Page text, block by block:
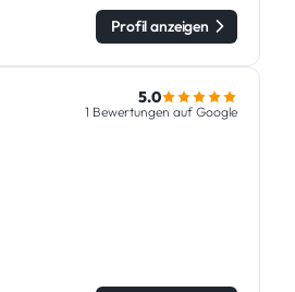
Profil anzeigen
5.0
1 Bewertungen auf Google